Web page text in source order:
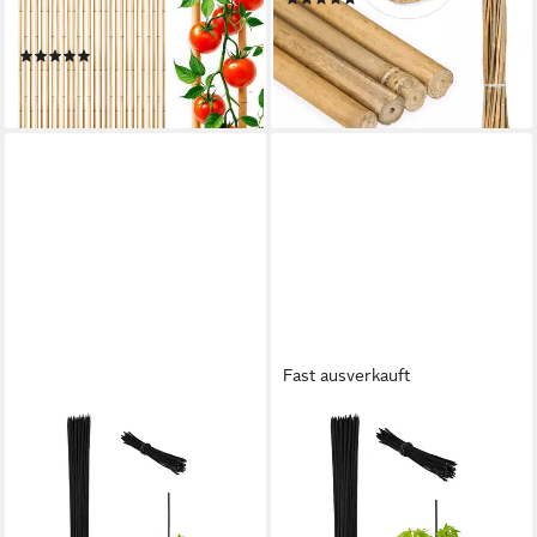
witterungsbeständig
(1)
19,95 €
lieferbar - in 2-3 Werktagen bei dir
21,99 € UVP 39,99 €
-45%
lieferbar - in 2-3 Werktagen bei dir
RELAXDAYS
Rankhilfe 50er Set
Pflanzenstab 60 cm
14,99 €
Fast ausverkauft
RELAXDAYS
Rankhilfe Schwarze
Pflanzstäbe 30 cm im 50er
29,99 €